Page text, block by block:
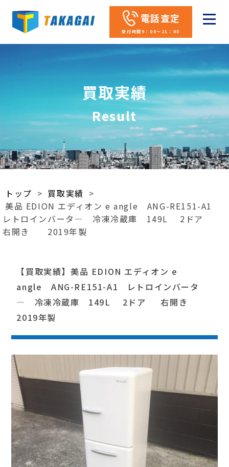
電話査定
受付時間9：00～21：00
買取実績
Result
トップ > 買取実績 >
美品 EDION エディオン e angle ANG-RE151-A1
レトロインバータ― 冷凍冷蔵庫 149L 2ドア
右開き 2019年製
【買取実績】美品 EDION エディオン e
angle ANG-RE151-A1 レトロインバータ
― 冷凍冷蔵庫 149L 2ドア 右開き
2019年製